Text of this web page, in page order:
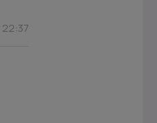
22:37